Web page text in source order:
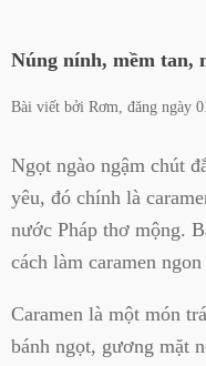
Núng nính, mềm tan,
Bài viết bởi Rơm, đăng ngày
Ngọt ngào ngậm chút
yêu, đó chính là
nước Pháp thơ mộng.
cách làm caramen
Caramen là một món
bánh ngọt, gương mặt